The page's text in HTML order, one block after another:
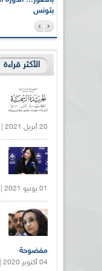
بتونس
الأكثر قراءة
20 أبريل 2021 |
01 يونيو 2021 |
مفضوحة
04 أكتوبر 2020 |